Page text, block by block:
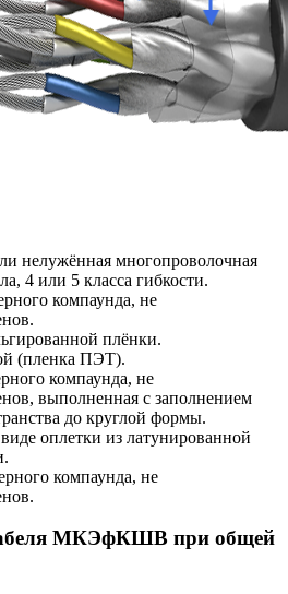
нелужённая многопроволочная
4 или 5 класса гибкости.
компаунда, не
плёнки.
(пленка ПЭТ).
компаунда, не
выполненная с заполнением
до круглой формы.
оплетки из латунированной
компаунда, не
МКЭфКШВ при общей